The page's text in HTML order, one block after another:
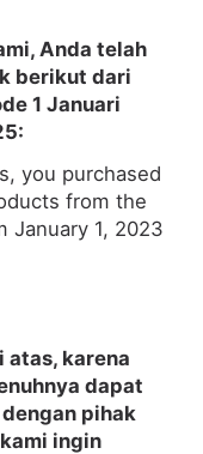
Anda telah
berikut dari
1 Januari
you purchased
from the
January 1, 2023
atas, karena
dapat
pihak
ingin